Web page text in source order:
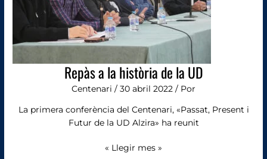
Repàs a la història de la UD
Centenari / 30 abril 2022 / Por
La primera conferència del Centenari, «Passat, Present i
Futur de la UD Alzira» ha reunit
« Llegir mes »